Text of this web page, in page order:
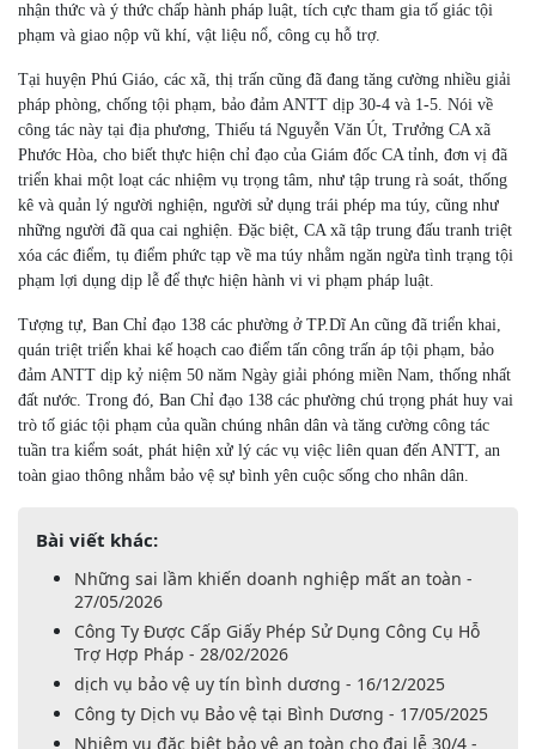
nhận thức và ý thức chấp hành pháp luật, tích cực tham gia tố giác tội
phạm và giao nộp vũ khí, vật liệu nổ, công cụ hỗ trợ.
Tại huyện Phú Giáo, các xã, thị trấn cũng đã đang tăng cường nhiều giải
pháp phòng, chống tội phạm, bảo đảm ANTT dịp 30-4 và 1-5. Nói về
công tác này tại địa phương, Thiếu tá Nguyễn Văn Út, Trưởng CA xã
Phước Hòa, cho biết thực hiện chỉ đạo của Giám đốc CA tỉnh, đơn vị đã
triển khai một loạt các nhiệm vụ trọng tâm, như tập trung rà soát, thống
kê và quản lý người nghiện, người sử dụng trái phép ma túy, cũng như
những người đã qua cai nghiện. Đặc biệt, CA xã tập trung đấu tranh triệt
xóa các điểm, tụ điểm phức tạp về ma túy nhằm ngăn ngừa tình trạng tội
phạm lợi dụng dịp lễ để thực hiện hành vi vi phạm pháp luật.
Tượng tự, Ban Chỉ đạo 138 các phường ở TP.Dĩ An cũng đã triển khai,
quán triệt triển khai kế hoạch cao điểm tấn công trấn áp tội phạm, bảo
đảm ANTT dịp kỷ niệm 50 năm Ngày giải phóng miền Nam, thống nhất
đất nước. Trong đó, Ban Chỉ đạo 138 các phường chú trọng phát huy vai
trò tố giác tội phạm của quần chúng nhân dân và tăng cường công tác
tuần tra kiểm soát, phát hiện xử lý các vụ việc liên quan đến ANTT, an
toàn giao thông nhằm bảo vệ sự bình yên cuộc sống cho nhân dân.
Bài viết khác:
Những sai lầm khiến doanh nghiệp mất an toàn -
27/05/2026
Công Ty Được Cấp Giấy Phép Sử Dụng Công Cụ Hỗ
Trợ Hợp Pháp - 28/02/2026
dịch vụ bảo vệ uy tín bình dương - 16/12/2025
Công ty Dịch vụ Bảo vệ tại Bình Dương - 17/05/2025
Nhiệm vụ đặc biệt bảo vệ an toàn cho đại lễ 30/4 -